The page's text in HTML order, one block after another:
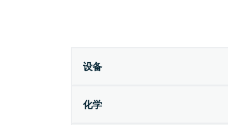
设备
化学